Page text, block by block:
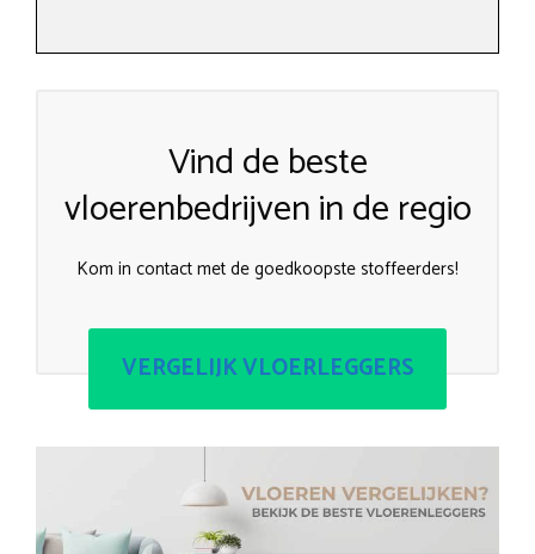
Vind de beste
vloerenbedrijven in de regio
Kom in contact met de goedkoopste stoffeerders!
VERGELIJK VLOERLEGGERS